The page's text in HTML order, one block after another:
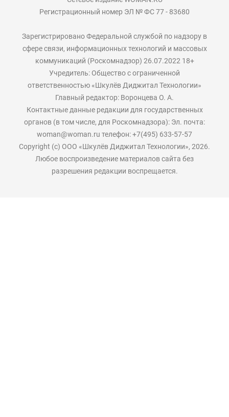
Регистрационный номер ЭЛ № ФС 77 - 83680
Зарегистрировано Федеральной службой по надзору в
сфере связи, информационных технологий и массовых
коммуникаций (Роскомнадзор) 26.07.2022 18+
Учредитель: Общество с ограниченной
ответственностью «Шкулёв Диджитал Технологии»
Главный редактор: Воронцева О. А.
Контактные данные редакции для государственных
органов (в том числе, для Роскомнадзора): Эл. почта:
woman@woman.ru телефон: +7(495) 633-57-57
Copyright (с) ООО «Шкулёв Диджитал Технологии», 2026.
Любое воспроизведение материалов сайта без
разрешения редакции воспрещается.